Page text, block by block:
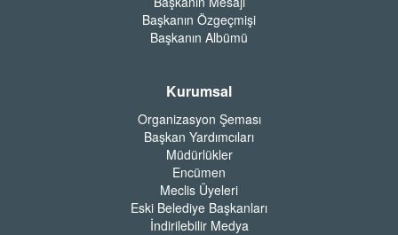
Başkanın Özgeçmişi
Başkanın Albümü
Kurumsal
Organizasyon Şeması
Başkan Yardımcıları
Müdürlükler
Encümen
Meclis Üyeleri
Eski Belediye Başkanları
İndirilebilir Medya